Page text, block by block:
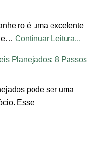
é uma excelente
e… Continuar Leitura...
Planejados: 8 Passos
pode ser uma
Esse